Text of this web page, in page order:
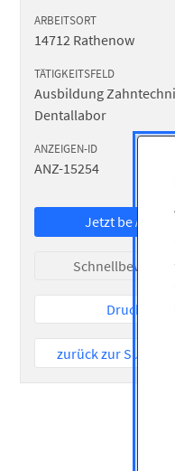
ARBEITSORT
14712 Rathenow
TÄTIGKEITSFELD
Ausbildung
Dentallabor
ANZEIGEN-ID
ANZ-15254
Jetzt
Drucken
zurück zur Suche /